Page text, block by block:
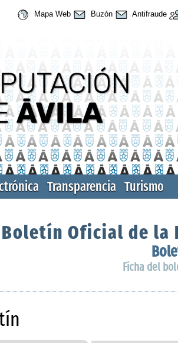
Mapa Web Buzón Antifraude
Transparencia Turismo
Boletín Oficial de la
Ficha del